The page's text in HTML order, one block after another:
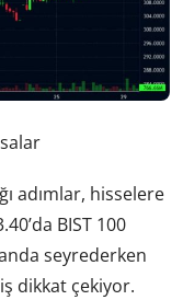
adımlar, hisselere
BIST 100
seyrederken
dikkat çekiyor.